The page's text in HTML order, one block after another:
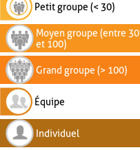
Petit groupe (< 30)
Moyen groupe (entre 30
et 100)
Grand groupe (> 100)
Équipe
Individuel